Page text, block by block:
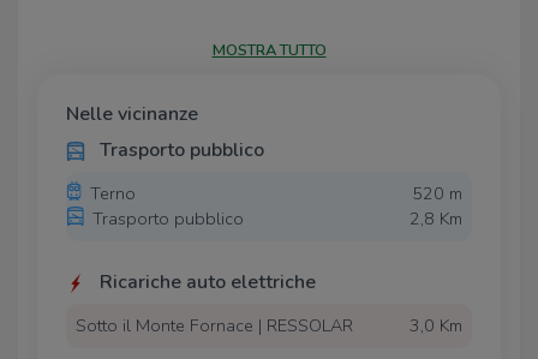
consegnato al futuro Conduttore completo di impianto
riscaldamento e condizionamento. Inoltre, verranno
A garanzia degli esatti adempimenti contrattuali è
richiesta una fidejussione bancaria pari a un'annualità di
canone, oltre al deposito cauzionale di tre mensilità.
Il complesso è ubicato nel Comune di Terno d'Isola, e si
affaccia sulla Strada Provinciale SP166, la quale
MOSTRA TUTTO
Nelle vicinanze
Trasporto pubblico
Terno
520 m
Trasporto pubblico
2,8 Km
Ricariche auto elettriche
Sotto il Monte Fornace | RESSOLAR 3,0 Km